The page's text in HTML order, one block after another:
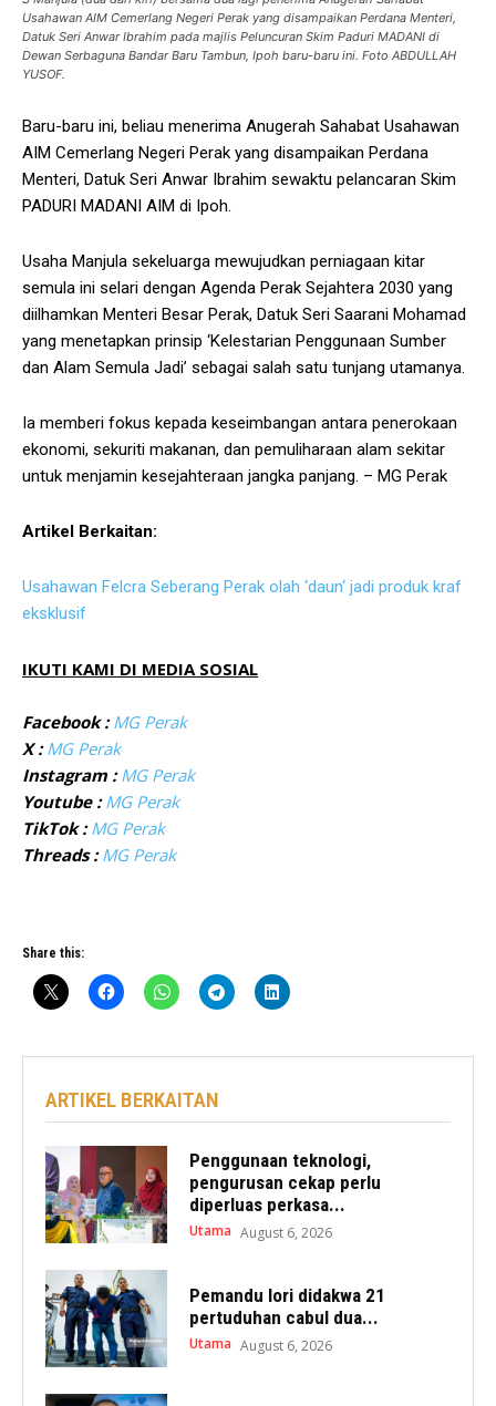
Usahawan AIM Cemerlang Negeri Perak yang disampaikan Perdana Menteri,
Datuk Seri Anwar Ibrahim pada majlis Peluncuran Skim Paduri MADANI di
Dewan Serbaguna Bandar Baru Tambun, Ipoh baru-baru ini. Foto ABDULLAH
YUSOF.
Baru-baru ini, beliau menerima Anugerah Sahabat Usahawan
AIM Cemerlang Negeri Perak yang disampaikan Perdana
Menteri, Datuk Seri Anwar Ibrahim sewaktu pelancaran Skim
PADURI MADANI AIM di Ipoh.
Usaha Manjula sekeluarga mewujudkan perniagaan kitar
semula ini selari dengan Agenda Perak Sejahtera 2030 yang
diilhamkan Menteri Besar Perak, Datuk Seri Saarani Mohamad
yang menetapkan prinsip ‘Kelestarian Penggunaan Sumber
dan Alam Semula Jadi’ sebagai salah satu tunjang utamanya.
Ia memberi fokus kepada keseimbangan antara penerokaan
ekonomi, sekuriti makanan, dan pemuliharaan alam sekitar
untuk menjamin kesejahteraan jangka panjang. – MG Perak
Artikel Berkaitan:
Usahawan Felcra Seberang Perak olah ‘daun‘ jadi produk kraf
eksklusif
IKUTI KAMI DI MEDIA SOSIAL
Facebook : MG Perak
X : MG Perak
Instagram : MG Perak
Youtube : MG Perak
TikTok : MG Perak
Threads : MG Perak
Share this:
ARTIKEL BERKAITAN
Penggunaan teknologi,
pengurusan cekap perlu
diperluas perkasa...
Utama August 6, 2026
Pemandu lori didakwa 21
pertuduhan cabul dua...
Utama August 6, 2026